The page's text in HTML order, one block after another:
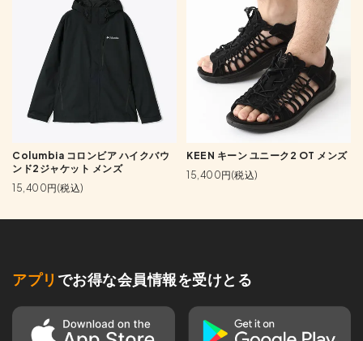
Columbia コロンビア ハイクバウ
ンド2ジャケット メンズ
15,400円(税込)
KEEN キーン ユニーク2 OT メンズ
15,400円(税込)
アプリ でお得な会員情報を受けとる